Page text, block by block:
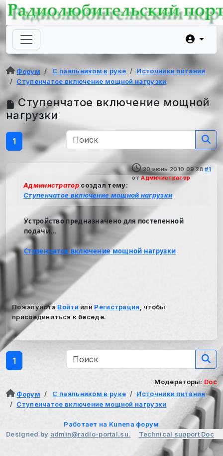
Форум С паяльником в руке
Источники питания
Ступенчатое включение мощной нагрузки
Ступенчатое включение мощной
нагрузки
1
20 июнь 2010 09:28 #1
отАдминистратор
Администраторсоздал тему:
Ступенчатое включение мощной нагрузки
Устройство предназначено для постепенной
подачи...
Ступенчатое включение мощной нагрузки
Пожалуйста Войти или Регистрация
, чтобы
присоединиться к беседе.
1
Модераторы: Doc
Форум
С паяльником в руке
Источники питания
Ступенчатое включение мощной нагрузки
Работает на Kunena форум
Designed by admin@radio-portal.su. Technical support Doc